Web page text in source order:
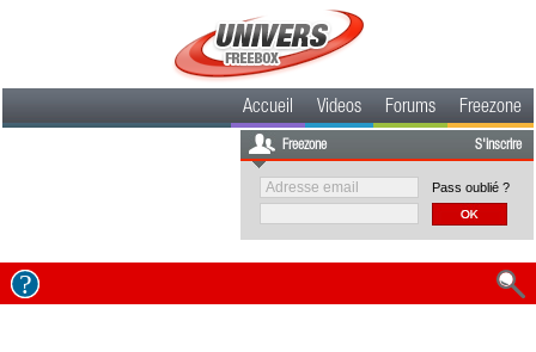
Accueil Videos Forums Freezone
Freezone S'inscrire
Pass oublié ?